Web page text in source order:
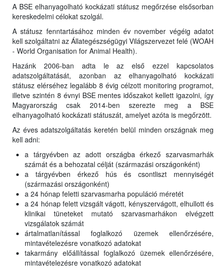
A BSE elhanyagolható kockázati státusz megőrzése elsősorban
kereskedelmi célokat szolgál.
A státusz fenntartásához minden év november végéig adatot
kell szolgáltatni az Állategészségügyi Világszervezet felé (WOAH
- World Organisation for Animal Health).
Hazánk 2006-ban adta le az első ezzel kapcsolatos
adatszolgáltatását, azonban az elhanyagolható kockázati
státusz elérséhez legalább 8 évig célzott monitoring programot,
illetve szintén 8 évnyi BSE mentes időszakot kellett igazolni, így
Magyarország csak 2014-ben szerezte meg a BSE
elhanyagolható kockázati státuszát, amelyet azóta is megőrzött.
Az éves adatszolgáltatás keretén belül minden országnak meg
kell adni:
a tárgyévben az adott országba érkező szarvasmarhák
számát és a behozatal célját (származási országonként)
a tárgyévben érkező hús és csontliszt mennyiségét
(származási országonként)
a 24 hónap feletti szarvasmarha populáció méretét
a 24 hónap felett vizsgált vágott, kényszervágott, elhullott és
klinikai tüneteket mutató szarvasmarhákon elvégzett
vizsgálatok számát
ártalmatlanítással foglalkozó üzemek ellenőrzésére,
mintavételezésre vonatkozó adatokat
takarmány előállítással foglalkozó üzemek ellenőrzésére,
mintavételezésre vonatkozó adatokat